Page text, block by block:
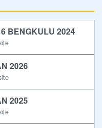
BENGKULU 2024
2026
2025